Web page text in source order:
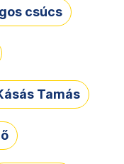
csúcs
Tamás